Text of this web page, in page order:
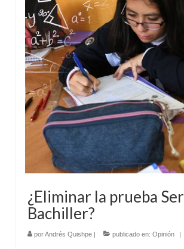
¿Eliminar la prueba Ser
Bachiller?
porAndrés Quishpe | publicado en: Opinión |